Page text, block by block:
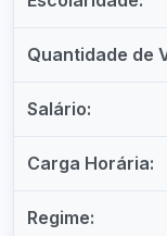
Quantidade de
Salário:
Carga Horária:
Regime: